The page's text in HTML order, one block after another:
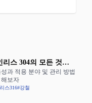
스 304의 모든 것을
과 적용 분야 및 관리 방법
보자
스316#강철